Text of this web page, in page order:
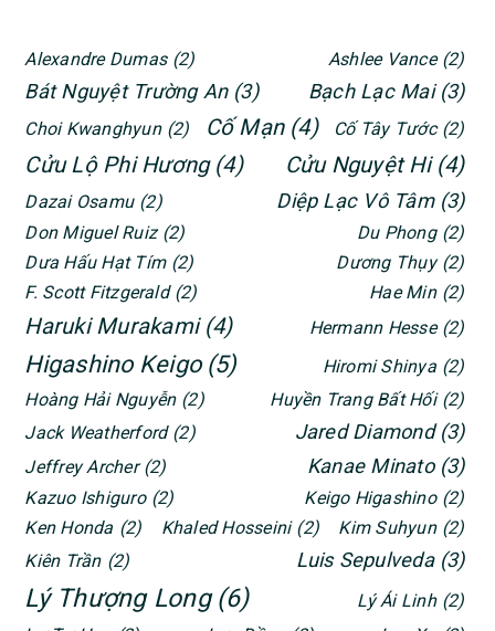
Alexandre Dumas (2) Ashlee Vance (2)
Bát Nguyệt Trường An (3) Bạch Lạc Mai (3)
Choi Kwanghyun (2) Cố Mạn (4) Cố Tây Tước (2)
Cửu Lộ Phi Hương (4) Cửu Nguyệt Hi (4)
Dazai Osamu (2) Diệp Lạc Vô Tâm (3)
Don Miguel Ruiz (2) Du Phong (2)
Dưa Hấu Hạt Tím (2) Dương Thụy (2)
F. Scott Fitzgerald (2) Hae Min (2)
Haruki Murakami (4) Hermann Hesse (2)
Higashino Keigo (5) Hiromi Shinya (2)
Hoàng Hải Nguyễn (2) Huyền Trang Bất Hối (2)
Jack Weatherford (2) Jared Diamond (3)
Jeffrey Archer (2) Kanae Minato (3)
Kazuo Ishiguro (2) Keigo Higashino (2)
Ken Honda (2) Khaled Hosseini (2) Kim Suhyun (2)
Kiên Trần (2) Luis Sepulveda (3)
Lý Thượng Long (6) Lý Ái Linh (2)